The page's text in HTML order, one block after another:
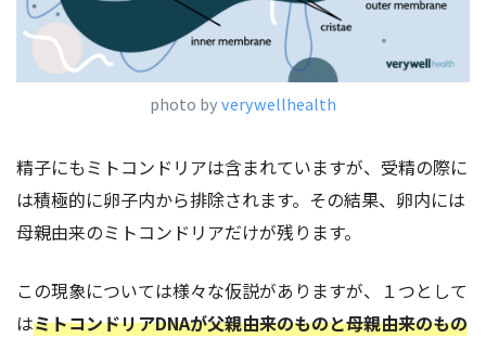
photo byverywellhealth
精子にもミトコンドリアは含まれていますが、受精の際に
は積極的に卵子内から排除されます。その結果、卵内には
母親由来のミトコンドリアだけが残ります。
この現象については様々な仮説がありますが、１つとして
はミトコンドリアDNAが父親由来のものと母親由来のもの